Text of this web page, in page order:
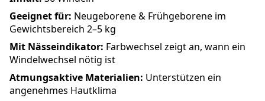
Geeignet für: Neugeborene & Frühgeborene im
Gewichtsbereich 2–5 kg
Mit Nässeindikator: Farbwechsel zeigt an, wann ein
Windelwechsel nötig ist
Atmungsaktive Materialien: Unterstützen ein
angenehmes Hautklima